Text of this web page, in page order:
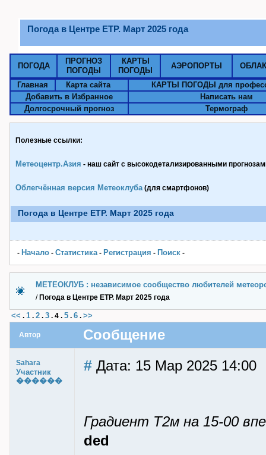
Погода в Центре ЕТР. Март 2025 года
ПОГОДА
ПРОГНОЗ
ПОГОДЫ
КАРТЫ
ПОГОДЫ
АЭРОПОРТЫ
Главная Карта сайта
КАРТЫ ПОГОДЫ для
Добавить в Избранное
Написать нам
Долгосрочный прогноз
Термограф
Полезные ссылки:
Метеоцентр.Азия - наш сайт с высокодетализированными
Облегчённая версия Метеоклуба(для смартфонов)
Погода в Центре ЕТР. Март 2025 года
- Начало - Статистика- Pегистрация - Поиск -
МЕТЕОКЛУБ : независимое сообщество любителей
/ Погода в Центре ЕТР. Март 2025 года
<< . 1 . 2 . 3 . 4 . 5 . 6 . >>
Автор Сообщение
Sahara
Участник
������
# Дата: 15 Мар 2025 14:00
Градиент Т2м на 15-00
ded